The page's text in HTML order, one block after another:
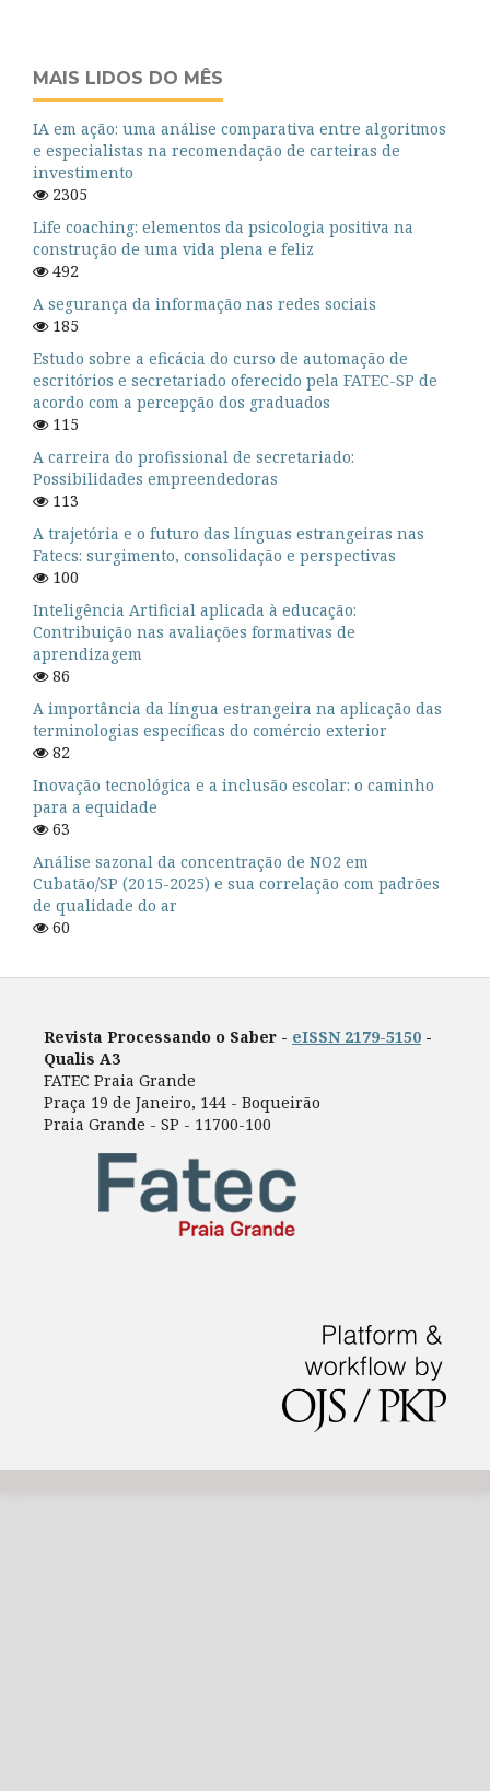
MAIS LIDOS DO MÊS
IA em ação: uma análise comparativa entre algoritmos
e especialistas na recomendação de carteiras de
investimento
2305
Life coaching: elementos da psicologia positiva na
construção de uma vida plena e feliz
492
A segurança da informação nas redes sociais
185
Estudo sobre a eficácia do curso de automação de
escritórios e secretariado oferecido pela FATEC-SP de
acordo com a percepção dos graduados
115
A carreira do profissional de secretariado:
Possibilidades empreendedoras
113
A trajetória e o futuro das línguas estrangeiras nas
Fatecs: surgimento, consolidação e perspectivas
100
Inteligência Artificial aplicada à educação:
Contribuição nas avaliações formativas de
aprendizagem
86
A importância da língua estrangeira na aplicação das
terminologias específicas do comércio exterior
82
Inovação tecnológica e a inclusão escolar: o caminho
para a equidade
63
Análise sazonal da concentração de NO2 em
Cubatão/SP (2015-2025) e sua correlação com padrões
de qualidade do ar
60
Revista Processando o Saber - eISSN 2179-5150 -
Qualis A3
FATEC Praia Grande
Praça 19 de Janeiro, 144 - Boqueirão
Praia Grande - SP - 11700-100